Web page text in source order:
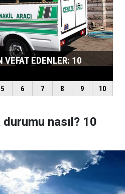
durumu nasıl? 10